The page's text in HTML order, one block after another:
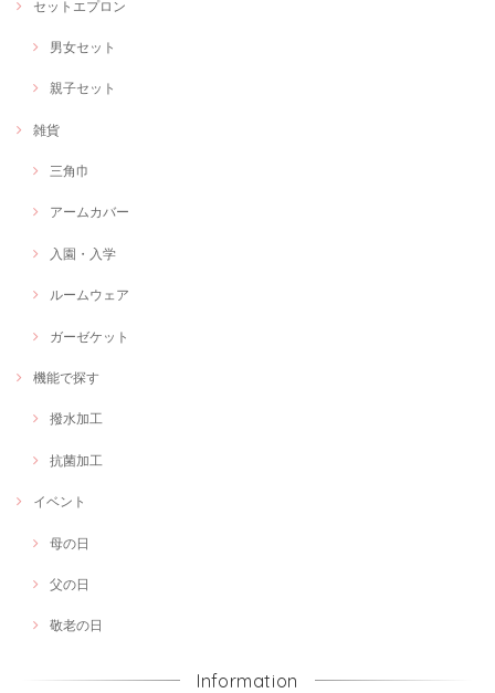
セットエプロン
男女セット
親子セット
雑貨
三角巾
アームカバー
入園・入学
ルームウェア
ガーゼケット
機能で探す
撥水加工
抗菌加工
イベント
母の日
父の日
敬老の日
Information